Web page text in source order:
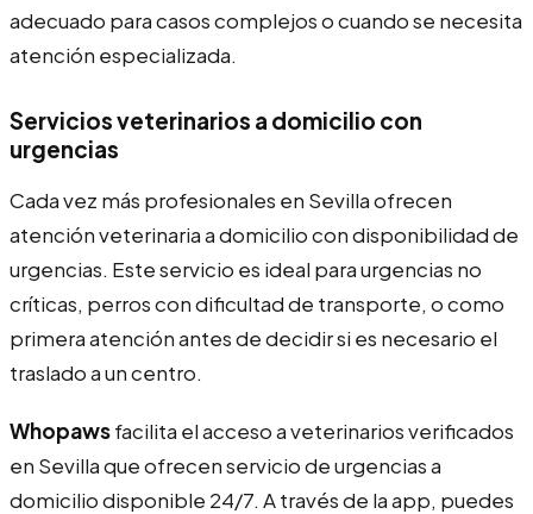
adecuado para casos complejos o cuando se necesita
atención especializada.
Servicios veterinarios a domicilio con
urgencias
Cada vez más profesionales en Sevilla ofrecen
atención veterinaria a domicilio con disponibilidad de
urgencias. Este servicio es ideal para urgencias no
críticas, perros con dificultad de transporte, o como
primera atención antes de decidir si es necesario el
traslado a un centro.
Whopawsfacilita el acceso a veterinarios verificados
en Sevilla que ofrecen servicio de urgencias a
domicilio disponible 24/7. A través de la app, puedes